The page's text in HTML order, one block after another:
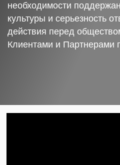
необходимости
культуры и серьезность
действия перед
Клиентами и Партнерами